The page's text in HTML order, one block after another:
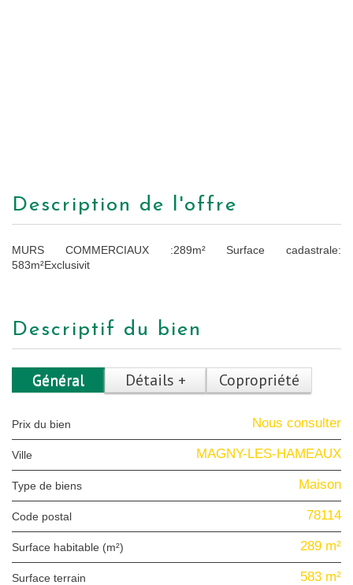
description de l'offre
MURS COMMERCIAUX :289m² Surface cadastrale:
583m²Exclusivit
descriptif du bien
Général Détails + Copropriété
Prix du bien Nous consulter
Ville MAGNY-LES-HAMEAUX
Type de biens Maison
Code postal 78114
Surface habitable (m²) 289 m²
surface terrain 583 m²